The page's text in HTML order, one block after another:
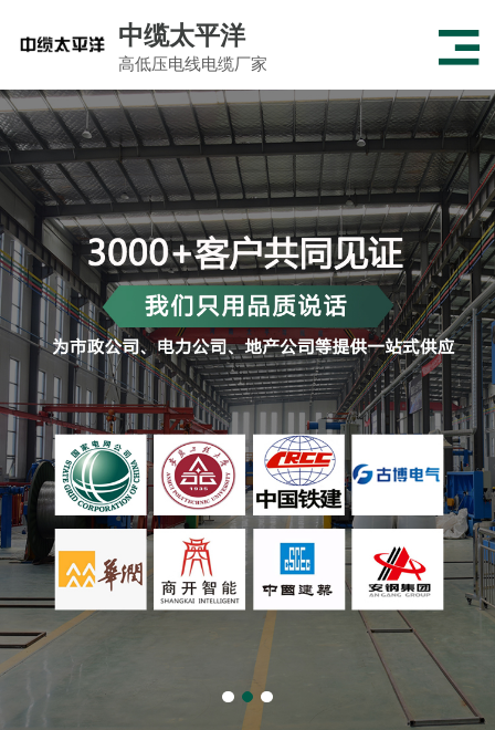
中缆太平洋
高低压电线电缆厂家